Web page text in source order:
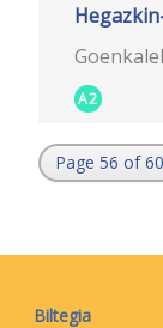
A2
Page 56 of 60
Biltegia